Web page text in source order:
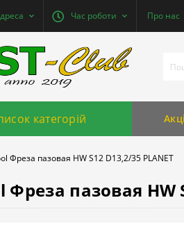
Час роботи Про нас
категорій
Фреза пазовая HW S12 D13,2/35 PLANET
Фреза пазовая HW